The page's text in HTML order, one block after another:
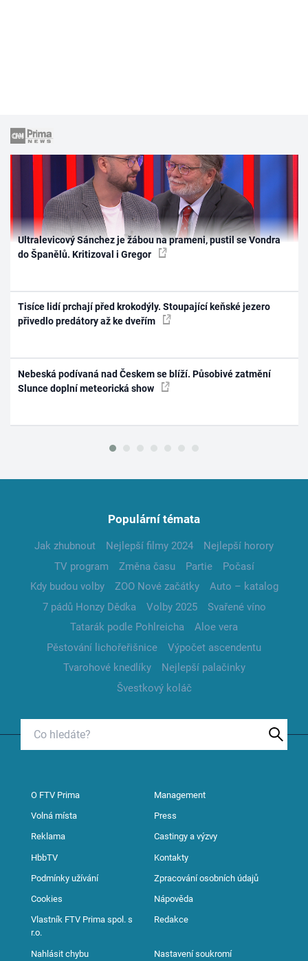
Ultralevicový Sánchez je žábou na prameni, pustil se Vondra
do Španělů. Kritizoval i Gregor
Tisíce lidí prchají před krokodýly. Stoupající keňské jezero
přivedlo predátory až ke dveřím
Nebeská podívaná nad Českem se blíží. Působivé zatmění
Slunce doplní meteorická show
Populární témata
Jak zhubnout Nejlepší filmy 2024
Nejlepší horory
TV program
Změna času Partie
Počasí
Kdy budou volby
ZOO Nové začátky
Auto – katalog
7 pádů Honzy Dědka
Volby 2025
Svařené víno
Tatarák podle Pohlreicha
Aloe vera
Pěstování lichořeřišnice
Výpočet ascendentu
Tvarohové knedlíky
Nejlepší palačinky
Švestkový koláč
O FTV Prima Management
Volná místa Press
Reklama Castingy a výzvy
HbbTV Kontakty
Podmínky užívání Zpracování osobních údajů
Cookies Nápověda
Vlastník FTV Prima spol. s
r.o.
Redakce
Nahlásit chybu Nastavení soukromí